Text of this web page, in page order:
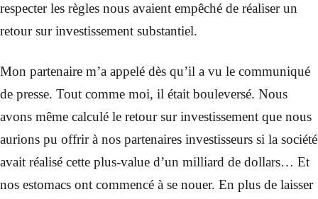
respecter les règles nous avaient empêché de réaliser un
retour sur investissement substantiel.
Mon partenaire m’a appelé dès qu’il a vu le communiqué
de presse. Tout comme moi, il était bouleversé. Nous
avons même calculé le retour sur investissement que nous
aurions pu offrir à nos partenaires investisseurs si la société
avait réalisé cette plus-value d’un milliard de dollars… Et
nos estomacs ont commencé à se nouer. En plus de laisser